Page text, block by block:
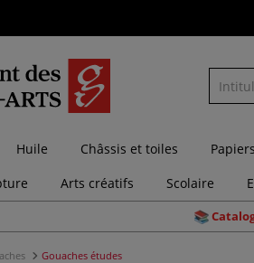
Huile Châssis et toiles Papiers
Arts créatifs Scolaire
Gouaches études